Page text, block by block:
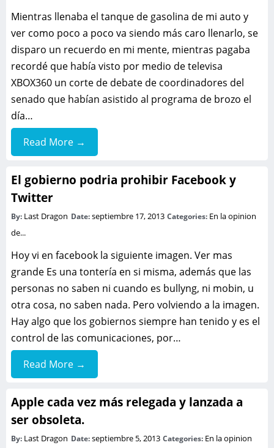
Mientras llenaba el tanque de gasolina de mi auto y
ver como poco a poco va siendo más caro llenarlo, se
disparo un recuerdo en mi mente, mientras pagaba
recordé que había visto por medio de televisa
XBOX360 un corte de debate de coordinadores del
senado que habían asistido al programa de brozo el
día…
Read More →
El gobierno podria prohibir Facebook y
Twitter
By: Last Dragon Date:septiembre 17, 2013 Categories: En la opinion
de...
Hoy vi en facebook la siguiente imagen. Ver mas
grande Es una tontería en si misma, además que las
personas no saben ni cuando es bullyng, ni mobin, u
otra cosa, no saben nada. Pero volviendo a la imagen.
Hay algo que los gobiernos siempre han tenido y es el
control de las comunicaciones, por…
Read More →
Apple cada vez más relegada y lanzada a
ser obsoleta.
By: Last Dragon Date:septiembre 5, 2013 Categories: En la opinion